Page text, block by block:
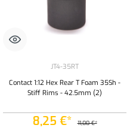
JT4-35RT
Contact 1:12 Hex Rear T Foam 35Sh -
Stiff Rims - 42.5mm (2)
8,25 €* 11,00 €*